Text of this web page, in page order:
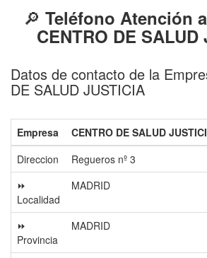
🔎 Teléfono Atención
CENTRO DE SALUD
Datos de contacto de la
DE SALUD JUSTICIA
Empresa
CENTRO DE SALUD
Direccion
Regueros nº 3
⏩
Localidad
MADRID
⏩
Provincia
MADRID